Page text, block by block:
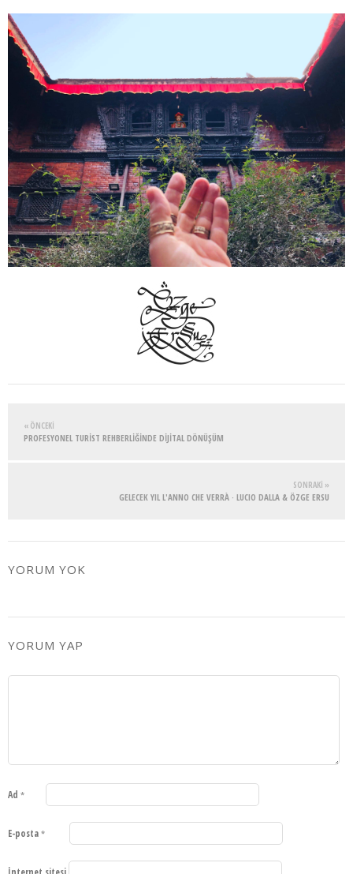
« ÖNCEKI
PROFESYONEL TURİST REHBERLİĞİNDE DİJİTAL DÖNÜŞÜM
SONRAKI »
GELECEK YIL L'ANNO CHE VERRÀ · LUCIO DALLA & ÖZGE ERSU
YORUM YOK
YORUM YAP
Ad *
E-posta *